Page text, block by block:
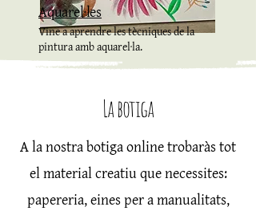
Aquarel·les
Vine a aprendre les tècniques de la
pintura amb aquarel·la.
La botiga
A la nostra botiga online trobaràs tot
el material creatiu que necessites:
papereria, eines per a manualitats,